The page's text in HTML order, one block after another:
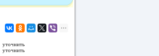
уточнить
уточнить